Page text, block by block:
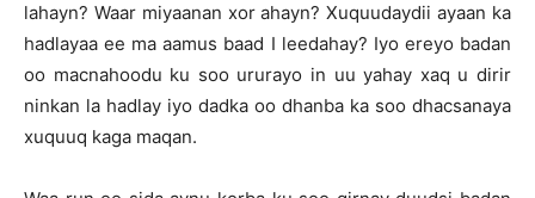
lahayn? Waar miyaanan xor ahayn? Xuquudaydii ayaan ka
hadlayaa ee ma aamus baad I leedahay? Iyo ereyo badan
oo macnahoodu ku soo ururayo in uu yahay xaq u dirir
ninkan la hadlay iyo dadka oo dhanba ka soo dhacsanaya
xuquuq kaga maqan.